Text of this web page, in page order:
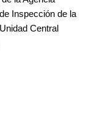
Inspección de la
Central